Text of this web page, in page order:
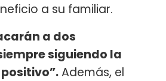
a su familiar.
a dos
siguiendo la
Además, el